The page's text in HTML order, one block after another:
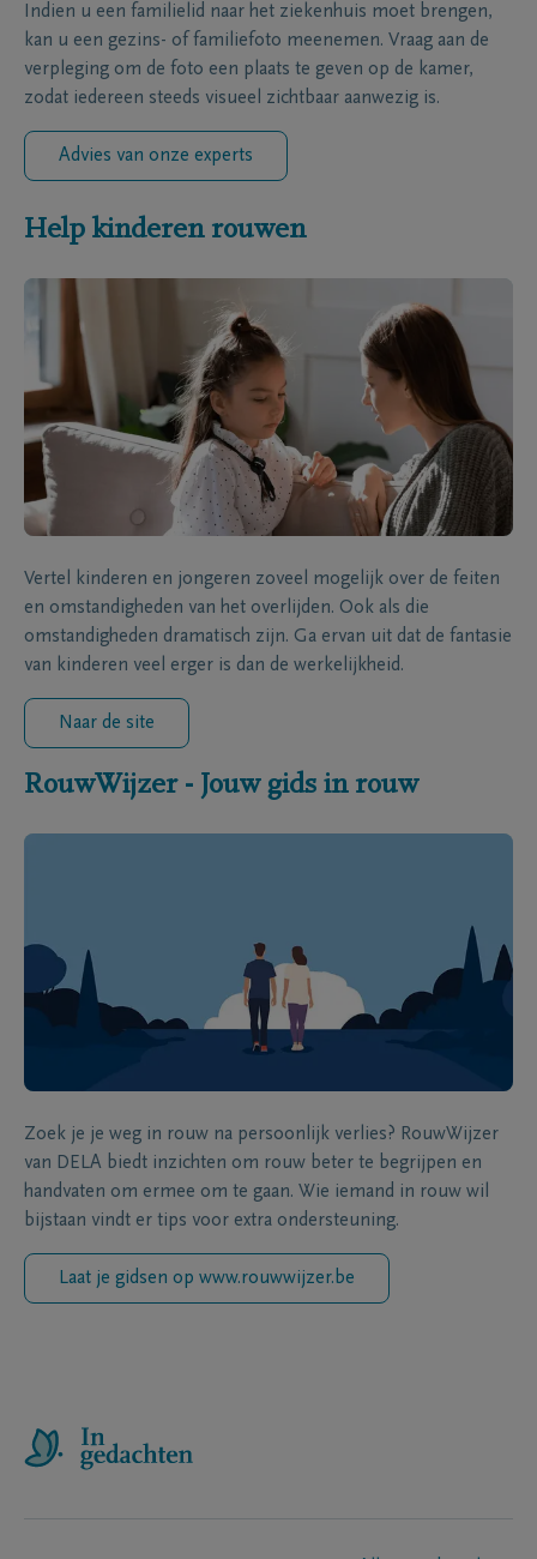
Indien u een familielid naar het ziekenhuis moet brengen,
kan u een gezins- of familiefoto meenemen. Vraag aan de
verpleging om de foto een plaats te geven op de kamer,
zodat iedereen steeds visueel zichtbaar aanwezig is.
Advies van onze experts
Help kinderen rouwen
Vertel kinderen en jongeren zoveel mogelijk over de feiten
en omstandigheden van het overlijden. Ook als die
omstandigheden dramatisch zijn. Ga ervan uit dat de fantasie
van kinderen veel erger is dan de werkelijkheid.
Naar de site
RouwWijzer - Jouw gids in rouw
Zoek je je weg in rouw na persoonlijk verlies? RouwWijzer
van DELA biedt inzichten om rouw beter te begrijpen en
handvaten om ermee om te gaan. Wie iemand in rouw wil
bijstaan vindt er tips voor extra ondersteuning.
Laat je gidsen op www.rouwwijzer.be